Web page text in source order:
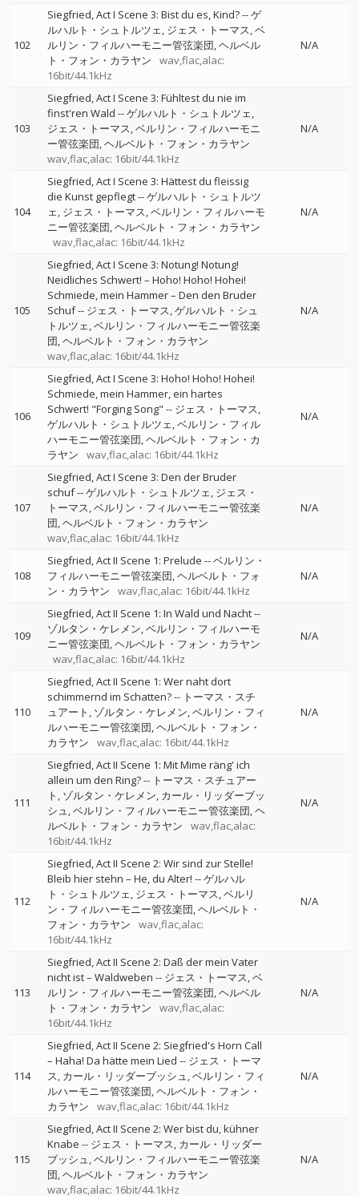
102
Siegfried, Act I Scene 3: Bist du es, Kind?--ゲ
ルハルト・シュトルツェ ジェス・トーマス ベ
ルリン・フィルハーモニー管弦楽団 ヘルベル
ト・フォン・カラヤン
wav,flac,alac:
16bit/44.1kHz
N/A
103
Siegfried, Act I Scene 3: Fühltest du nie im
finst'ren Wald --ゲルハルト・シュトルツェ
ジェス・トーマス ベルリン・フィルハーモニ
ー管弦楽団 ヘルベルト・フォン・カラヤン
wav,flac,alac: 16bit/44.1kHz
N/A
104
Siegfried, Act I Scene 3: Hättest du fleissig
die Kunst gepflegt--ゲルハルト・シュトルツ
ェ ジェス・トーマス ベルリン・フィルハーモ
ニー管弦楽団 ヘルベルト・フォン・カラヤン
wav,flac,alac: 16bit/44.1kHz
N/A
105
Siegfried, Act I Scene 3: Notung! Notung!
Neidliches Schwert! – Hoho! Hoho! Hohei!
Schmiede, mein Hammer – Den den Bruder
Schuf-- ジェス・トーマス ゲルハルト・シュ
トルツェ ベルリン・フィルハーモニー管弦楽
団 ヘルベルト・フォン・カラヤン
wav,flac,alac: 16bit/44.1kHz
N/A
106
Siegfried, Act I Scene 3: Hoho! Hoho! Hohei!
Schmiede, mein Hammer, ein hartes
Schwert! "Forging Song" -- ジェス・トーマス
ゲルハルト・シュトルツェ ベルリン・フィル
ハーモニー管弦楽団 ヘルベルト・フォン・カ
ラヤン
wav,flac,alac: 16bit/44.1kHz
N/A
107
Siegfried, Act I Scene 3: Den der Bruder
schuf--ゲルハルト・シュトルツェ ジェス・
トーマス ベルリン・フィルハーモニー管弦楽
団 ヘルベルト・フォン・カラヤン
wav,flac,alac: 16bit/44.1kHz
N/A
108
Siegfried, Act II Scene 1: Prelude --ベルリン・
フィルハーモニー管弦楽団 ヘルベルト・フォ
ン・カラヤン
wav,flac,alac: 16bit/44.1kHz
N/A
109
Siegfried, Act II Scene 1: In Wald und Nacht--
ゾルタン・ケレメン ベルリン・フィルハーモ
ニー管弦楽団 ヘルベルト・フォン・カラヤン
wav,flac,alac: 16bit/44.1kHz
N/A
110
Siegfried, Act II Scene 1: Wer naht dort
schimmernd im Schatten?-- トーマス・スチ
ュアート ゾルタン・ケレメン ベルリン・フィ
ルハーモニー管弦楽団 ヘルベルト・フォン・
カラヤン
wav,flac,alac: 16bit/44.1kHz
N/A
111
Siegfried, Act II Scene 1: Mit Mime räng' ich
allein um den Ring?-- トーマス・スチュアー
ト ゾルタン・ケレメン カール・リッダーブッ
シュ ベルリン・フィルハーモニー管弦楽団 ヘ
ルベルト・フォン・カラヤン
wav,flac,alac:
16bit/44.1kHz
N/A
112
Siegfried, Act II Scene 2: Wir sind zur Stelle!
Bleib hier stehn – He, du Alter! --ゲルハル
ト・シュトルツェ ジェス・トーマス ベルリ
ン・フィルハーモニー管弦楽団 ヘルベルト・
フォン・カラヤン
wav,flac,alac:
16bit/44.1kHz
N/A
113
Siegfried, Act II Scene 2: Daß der mein Vater
nicht ist – Waldweben -- ジェス・トーマス ベ
ルリン・フィルハーモニー管弦楽団 ヘルベル
ト・フォン・カラヤン
wav,flac,alac:
16bit/44.1kHz
N/A
114
Siegfried, Act II Scene 2: Siegfried's Horn Call
– Haha! Da hätte mein Lied -- ジェス・トーマ
ス カール・リッダーブッシュ ベルリン・フィ
ルハーモニー管弦楽団 ヘルベルト・フォン・
カラヤン
wav,flac,alac: 16bit/44.1kHz
N/A
115
Siegfried, Act II Scene 2: Wer bist du, kühner
Knabe -- ジェス・トーマス カール・リッダー
ブッシュ ベルリン・フィルハーモニー管弦楽
団 ヘルベルト・フォン・カラヤン
wav,flac,alac: 16bit/44.1kHz
N/A